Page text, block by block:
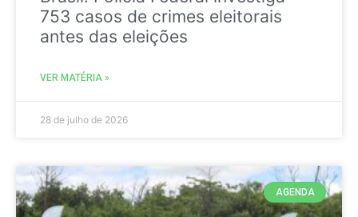
753 casos de crimes eleitorais
antes das eleições
VER MATÉRIA »
28 de julho de 2026
AGENDA